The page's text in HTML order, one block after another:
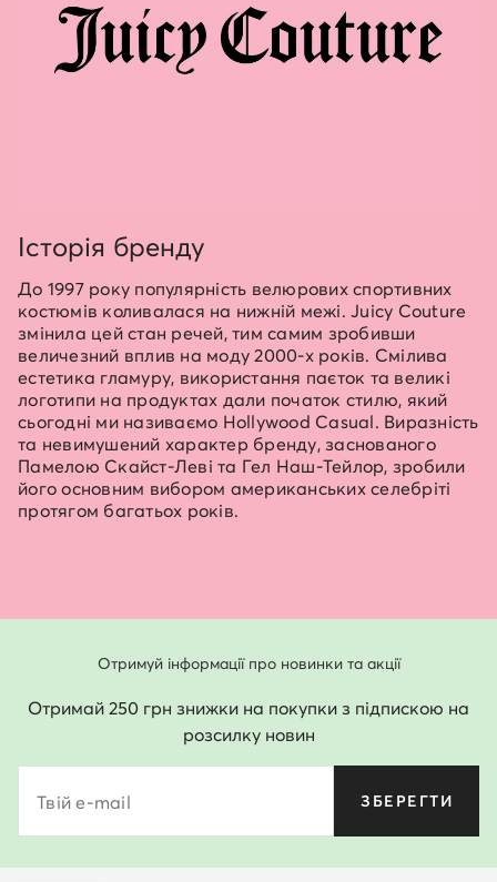
Історія бренду
До 1997 року популярність велюрових спортивних
костюмів коливалася на нижній межі. Juicy Couture
змінила цей стан речей, тим самим зробивши
величезний вплив на моду 2000-х років. Смілива
естетика гламуру, використання паєток та великі
логотипи на продуктах дали початок стилю, який
сьогодні ми називаємо Hollywood Casual. Виразність
та невимушений характер бренду, заснованого
Памелою Скайст-Леві та Гел Наш-Тейлор, зробили
його основним вибором американських селебріті
протягом багатьох років.
Отримуй інформації про новинки та акції
Отримай 250 грн знижки на покупки з підпискою на
розсилку новин
Твій e-mail ЗБЕРЕГТИ